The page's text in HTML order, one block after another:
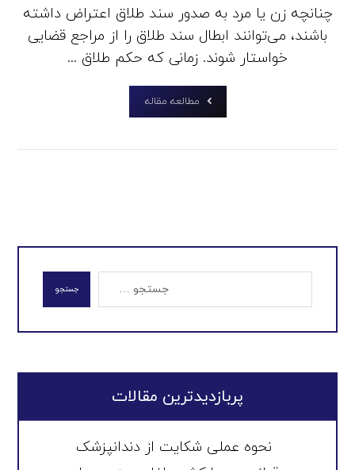
چنانچه زن یا مرد به صدور سند طلاق اعتراض داشته
باشند، می‌توانند ابطال سند طلاق را از مراجع قضایی
خواستار شوند. زمانی که حکم طلاق ...
مطالعه مقاله
جستجو
پربازدیدترین مقالات
نحوه عملی شکایت از دندانپزشک